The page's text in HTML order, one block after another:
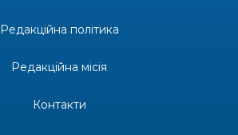
постатей Бахмута –
святом
Редакційна політика
Редакційна місія
Контакти